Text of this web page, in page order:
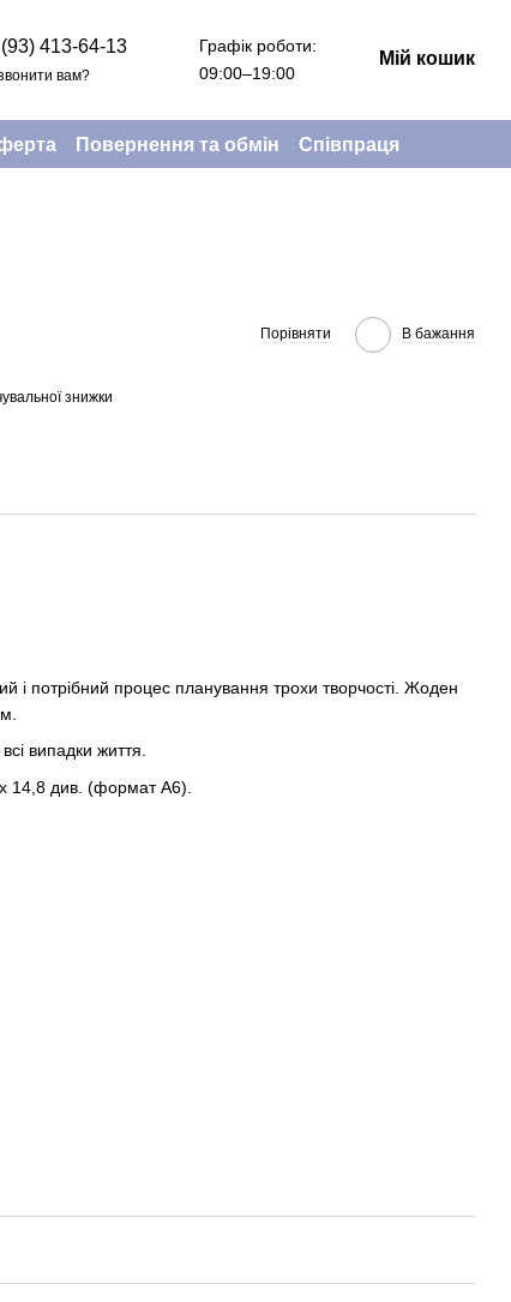
413-64-13
вам?
Графік роботи:
09:00–19:00
Мій кошик
Повернення та обмін Співпраця
Порівняти В бажання
знижки
і потрібний процес планування трохи творчості. Жоден
випадки життя.
х 14,8 див. (формат А6).